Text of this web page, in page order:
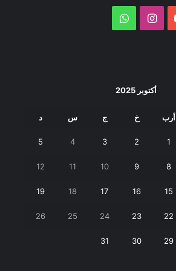
يوتيوب انستقرام
أكتوبر 2025
أرب خ ج س د
1
2
3
4
5
8
9
10
11
12
15
16
17
18
19
22
23
24
25
26
29
30
31